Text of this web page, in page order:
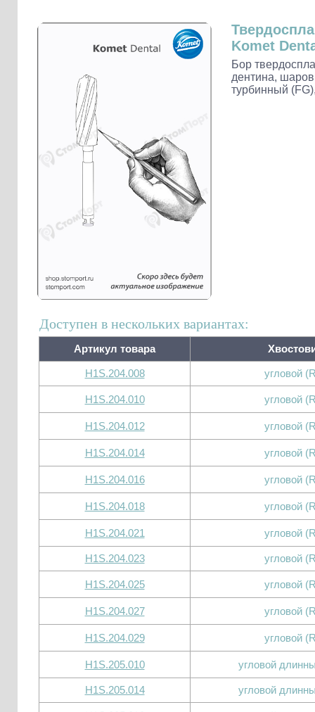
Наконечники и переходники KaVo
Komet
Бор
дентина,
турбинный
Доступен в нескольких вариантах:
Артикул товара
H1S.204.008 угловой
H1S.204.010 угловой
H1S.204.012 угловой
H1S.204.014 угловой
H1S.204.016 угловой
H1S.204.018 угловой
H1S.204.021 угловой
H1S.204.023 угловой
H1S.204.025 угловой
H1S.204.027 угловой
H1S.204.029 угловой
H1S.205.010 угловой
H1S.205.014 угловой